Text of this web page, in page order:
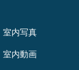
室内写真
室内動画